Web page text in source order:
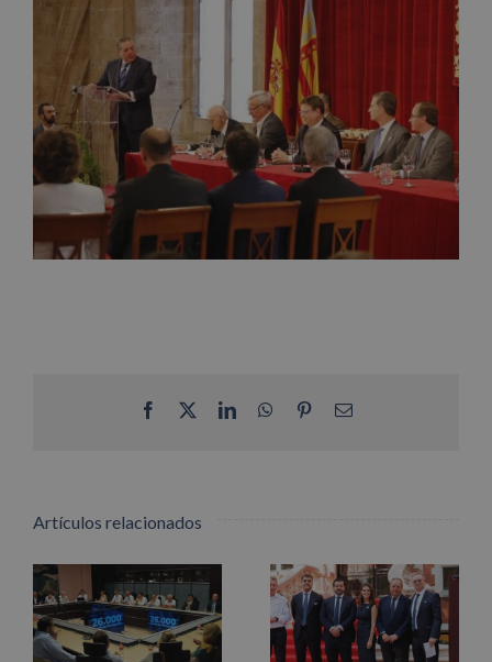
Facebook LinkedInWhatsApp
PinterestCorreo
Artículos relacionados